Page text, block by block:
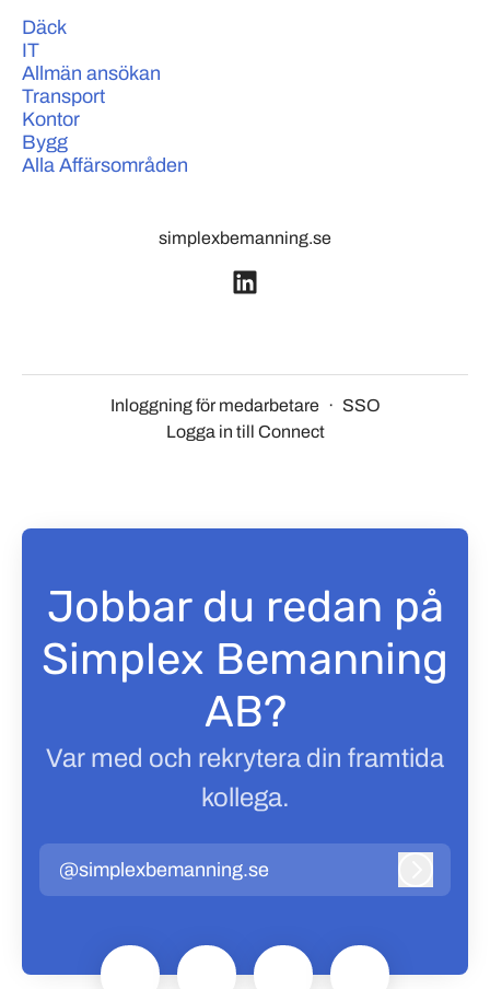
Däck
IT
Allmän ansökan
Transport
Kontor
Bygg
Alla Affärsområden
simplexbemanning.se
Inloggning för medarbetare · SSO
Logga in till Connect
Jobbar du redan på
Simplex Bemanning
AB?
Var med och rekrytera din framtida
kollega.
@simplexbemanning.se